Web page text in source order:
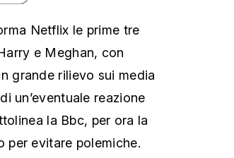
Netflix le prime tre
e Meghan, con
grande rilievo sui media
un’eventuale reazione
la Bbc, per ora la
per evitare polemiche.